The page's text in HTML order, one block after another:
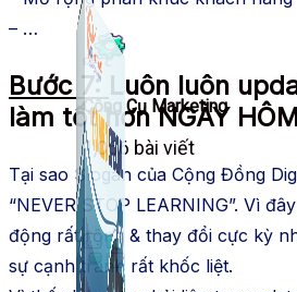
Công Cụ Marketing
1,066 bài viết
– …
Bước 7: Luôn luôn
làm tốt hơn NGÀY
Tại sao Slogan của Cộng Đồng
“NEVER STOP LEARNING”. Vì
động rất rộng & thay đổi cực kỳ
sự cạnh tranh rất khốc liệt.